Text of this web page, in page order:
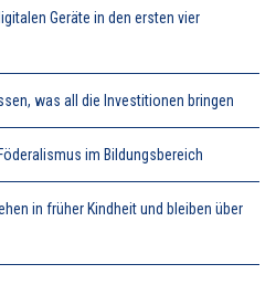
Geräte in den ersten vier
was all die Investitionen bringen
im Bildungsbereich
in früher Kindheit und bleiben über